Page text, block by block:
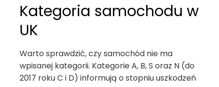
Kategoria samochodu w
UK
Warto sprawdzić, czy samochód nie ma
wpisanej kategorii. Kategorie A, B, S oraz N (do
2017 roku C i D) informują o stopniu uszkodzeń